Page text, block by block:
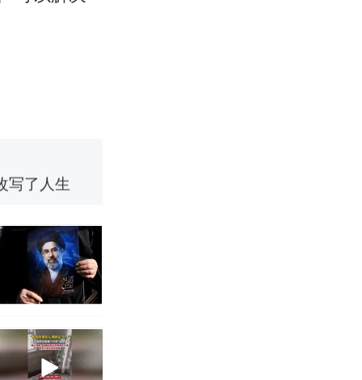
：已叫停
写了人生